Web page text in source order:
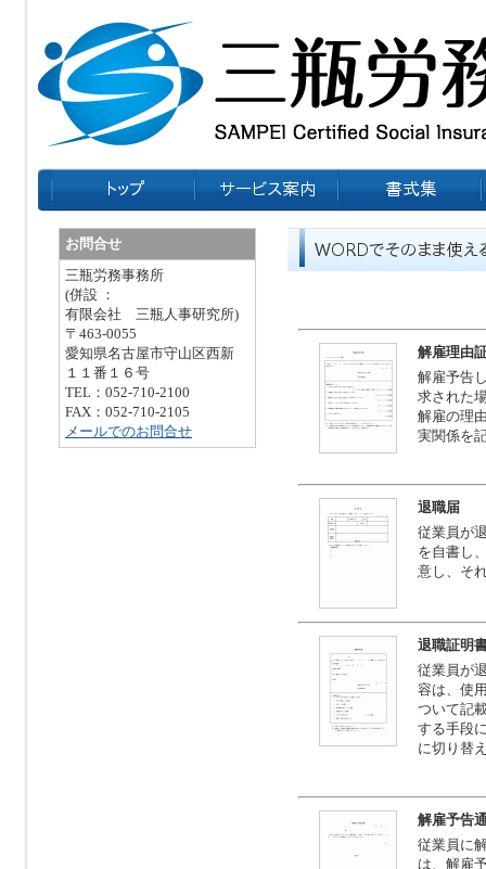
解雇理由
解雇予告
求された
解雇の理
実関係を
退職届
従業員が
を自書し
意し、そ
退職証明
従業員が
容は、使
ついて記
する手段
に切り替
解雇予告
従業員に
は、解雇
お問合せ
三瓶労務事務所
(併設 ：
有限会社 三瓶人事研究所)
〒463-0055
愛知県名古屋市守山区西新
１１番１６号
TEL：052-710-2100
FAX：052-710-2105
メールでのお問合せ